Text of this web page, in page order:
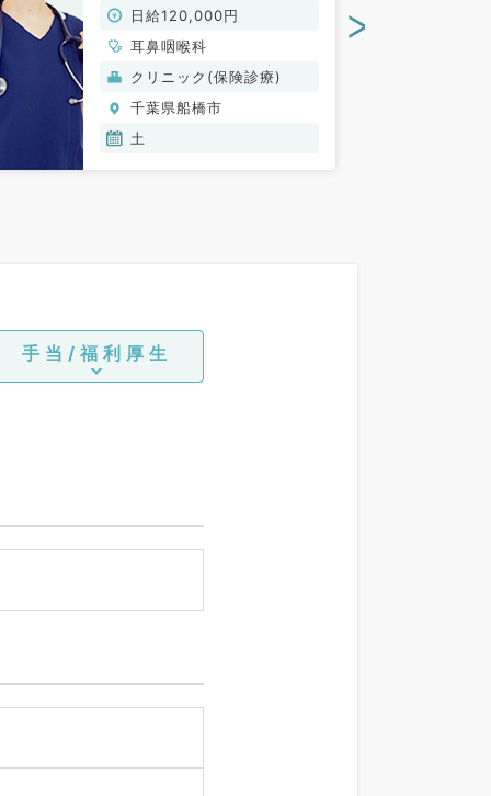
鼻咽喉科／非常勤）
日給120,000円
耳鼻咽喉科
クリニック(保険診療)
千葉県船橋市
土
>
手当/福利厚生